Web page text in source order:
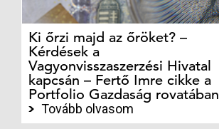
Ki őrzi majd az őröket? –
Kérdések a
Vagyonvisszaszerzési Hivatal
kapcsán – Fertő Imre cikke a
Portfolio Gazdaság rovatában
Tovább olvasom